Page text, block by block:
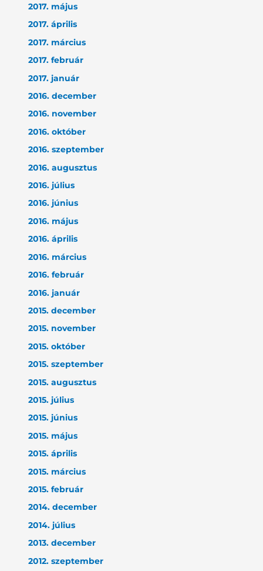
2017. május
2017. április
2017. március
2017. február
2017. január
2016. december
2016. november
2016. október
2016. szeptember
2016. augusztus
2016. július
2016. június
2016. május
2016. április
2016. március
2016. február
2016. január
2015. december
2015. november
2015. október
2015. szeptember
2015. augusztus
2015. július
2015. június
2015. május
2015. április
2015. március
2015. február
2014. december
2014. július
2013. december
2012. szeptember